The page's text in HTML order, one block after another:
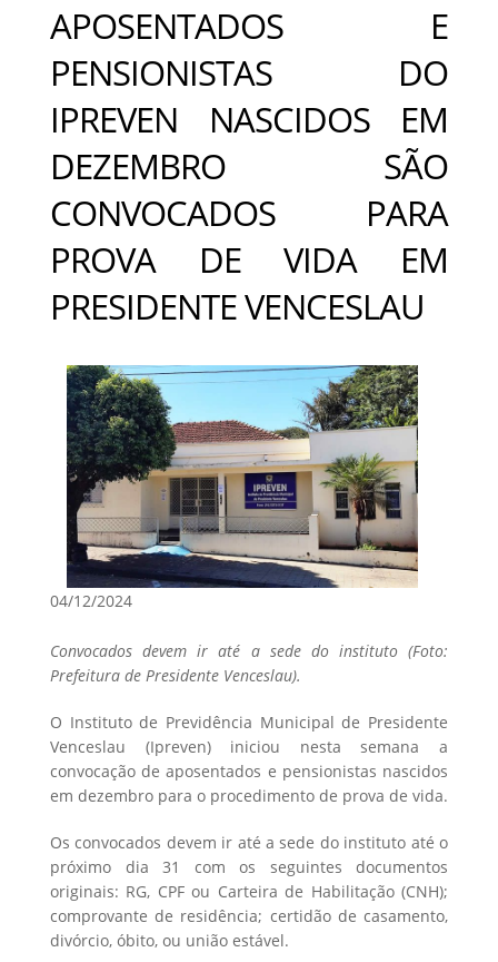
APOSENTADOS E
PENSIONISTAS DO
IPREVEN NASCIDOS EM
DEZEMBRO SÃO
CONVOCADOS PARA
PROVA DE VIDA EM
PRESIDENTE VENCESLAU
04/12/2024
Convocados devem ir até a sede do instituto (Foto:
Prefeitura de Presidente Venceslau).
O Instituto de Previdência Municipal de Presidente
Venceslau (Ipreven) iniciou nesta semana a
convocação de aposentados e pensionistas nascidos
em dezembro para o procedimento de prova de vida.
Os convocados devem ir até a sede do instituto até o
próximo dia 31 com os seguintes documentos
originais: RG, CPF ou Carteira de Habilitação (CNH);
comprovante de residência; certidão de casamento,
divórcio, óbito, ou união estável.